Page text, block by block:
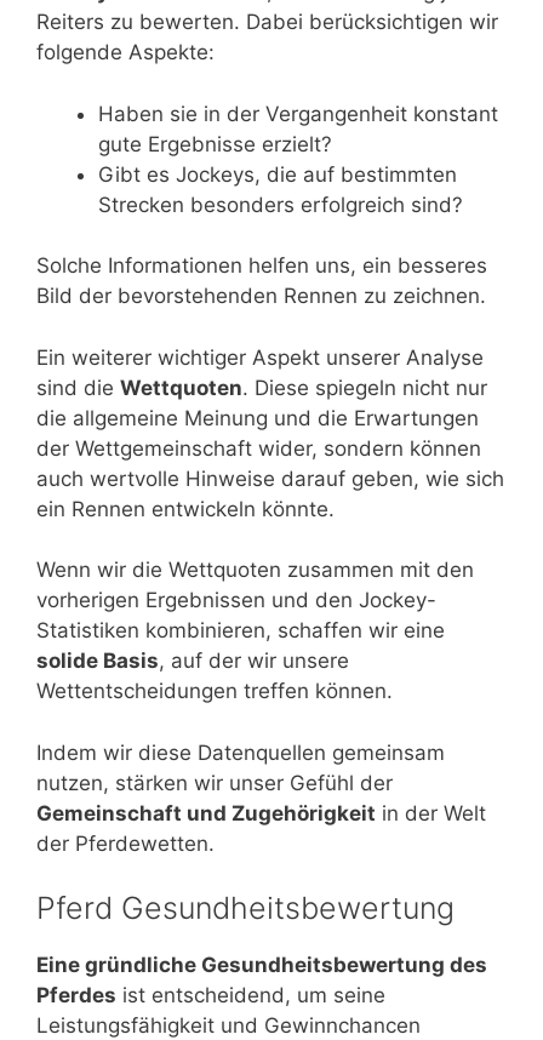
Reiters zu bewerten. Dabei berücksichtigen wir
folgende Aspekte:
Haben sie in der Vergangenheit konstant
gute Ergebnisse erzielt?
Gibt es Jockeys, die auf bestimmten
Strecken besonders erfolgreich sind?
Solche Informationen helfen uns, ein besseres
Bild der bevorstehenden Rennen zu zeichnen.
Ein weiterer wichtiger Aspekt unserer Analyse
sind die Wettquoten. Diese spiegeln nicht nur
die allgemeine Meinung und die Erwartungen
der Wettgemeinschaft wider, sondern können
auch wertvolle Hinweise darauf geben, wie sich
ein Rennen entwickeln könnte.
Wenn wir die Wettquoten zusammen mit den
vorherigen Ergebnissen und den Jockey-
Statistiken kombinieren, schaffen wir eine
solide Basis, auf der wir unsere
Wettentscheidungen treffen können.
Indem wir diese Datenquellen gemeinsam
nutzen, stärken wir unser Gefühl der
Gemeinschaft und Zugehörigkeit in der Welt
der Pferdewetten.
Pferd Gesundheitsbewertung
Eine gründliche Gesundheitsbewertung des
Pferdes ist entscheidend, um seine
Leistungsfähigkeit und Gewinnchancen